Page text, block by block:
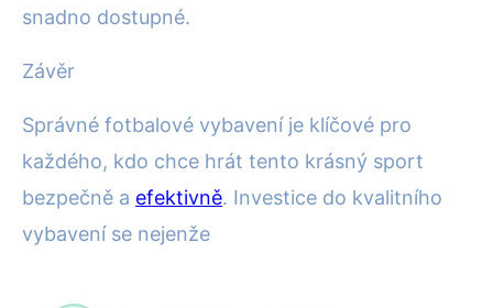
snadno dostupné.
Závěr
Správné fotbalové vybavení je klíčové pro
každého, kdo chce hrát tento krásný sport
bezpečně a efektivně. Investice do kvalitního
vybavení se nejenže